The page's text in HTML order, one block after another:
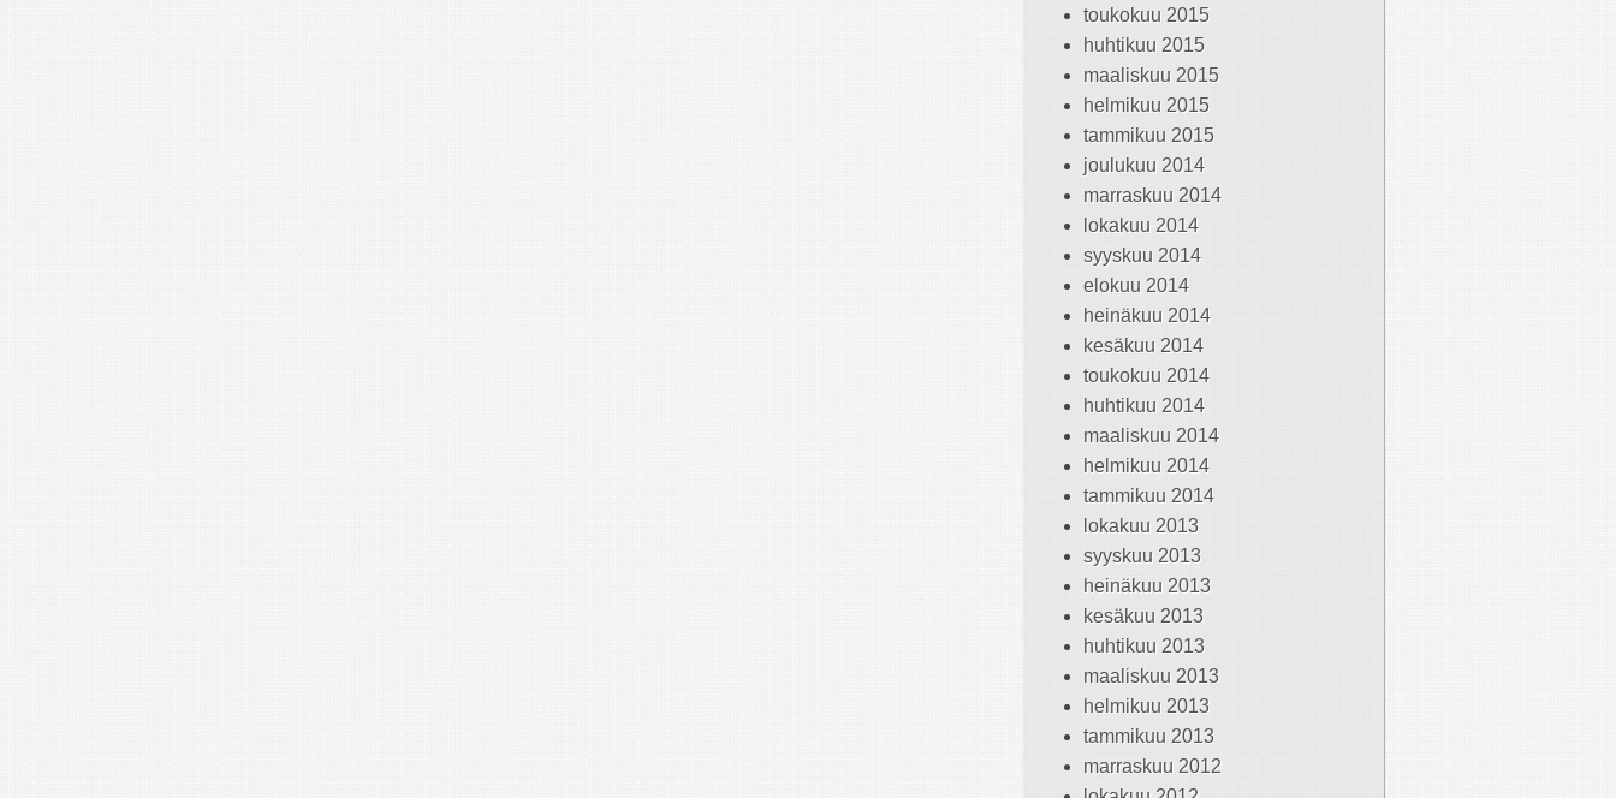
toukokuu 2015
huhtikuu 2015
maaliskuu 2015
helmikuu 2015
tammikuu 2015
joulukuu 2014
marraskuu 2014
lokakuu 2014
syyskuu 2014
elokuu 2014
heinäkuu 2014
kesäkuu 2014
toukokuu 2014
huhtikuu 2014
maaliskuu 2014
helmikuu 2014
tammikuu 2014
lokakuu 2013
syyskuu 2013
heinäkuu 2013
kesäkuu 2013
huhtikuu 2013
maaliskuu 2013
helmikuu 2013
tammikuu 2013
marraskuu 2012